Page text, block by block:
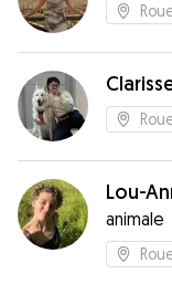
Lou-
animale